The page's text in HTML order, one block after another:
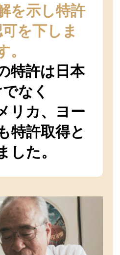
を示し特許
を下しま
。
特許は日本
なく
リカ、ヨー
特許取得と
した。